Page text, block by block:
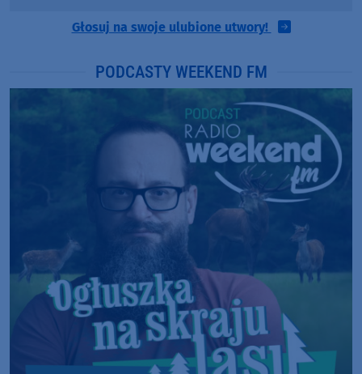
Głosuj na swoje ulubione utwory!
PODCASTY WEEKEND FM